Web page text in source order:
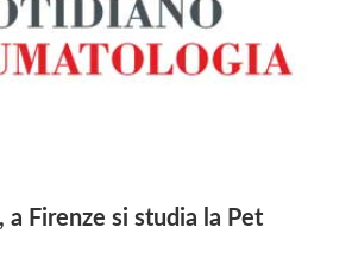
a Firenze si studia la Pet